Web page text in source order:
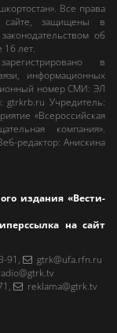
. Все права
защищены в
об
16 лет.
в
информационных
номер СМИ: ЭЛ
gtrkrb.ru Учредитель:
«Всероссийская
компания».
редактор:Анискина
издания «Вести-
на сайт
91 ,
gtrk@ufa.rfn.ru
,
reklama@gtrk.tv